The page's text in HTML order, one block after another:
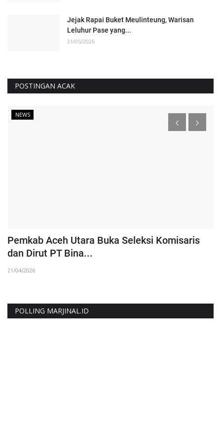
Jejak Rapai Buket Meulinteung, Warisan
Leluhur Pase yang...
31/05/2026
POSTINGAN ACAK
NEWS
Pemkab Aceh Utara Buka Seleksi Komisaris
dan Dirut PT Bina...
21/04/2026
POLLING MARJINAL.ID